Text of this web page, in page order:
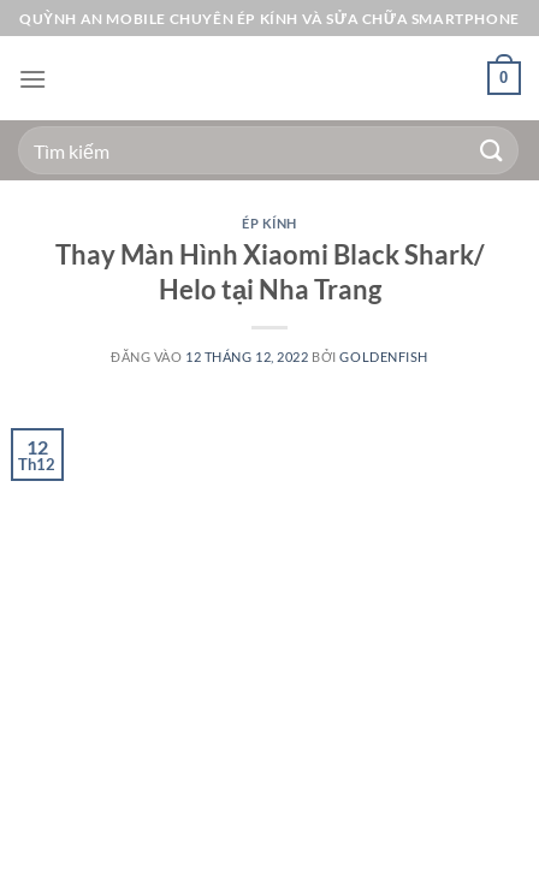
Bỏ
qua
nội
QUỲNH AN MOBILE CHUYÊN ÉP KÍNH VÀ SỬA CHỮA SMARTPHONE
0
Tìm
kiếm:
ÉP KÍNH
Thay Màn Hình Xiaomi Black Shark/
Helo tại Nha Trang
ĐĂNG VÀO 12 THÁNG 12, 2022 BỞIGOLDENFISH
12
Th12